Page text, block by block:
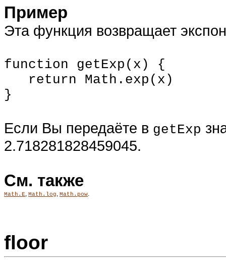
Пример
Эта функция возвращает
function getExp(x) {
return Math.exp(x)
}
Если Вы передаёте в getExp
2.718281828459045.
См. также
Math.E, Math.log, Math.pow.
floor